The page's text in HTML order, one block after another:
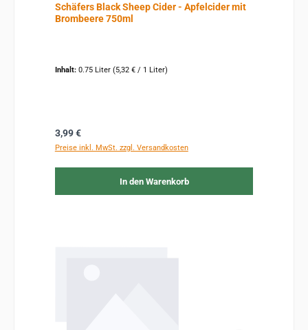
Schäfers Black Sheep Cider - Apfelcider mit
Brombeere 750ml
Inhalt: 0.75 Liter (5,32 € / 1 Liter)
Regulärer Preis:
3,99 €
Preise inkl. MwSt. zzgl. Versandkosten
In den Warenkorb